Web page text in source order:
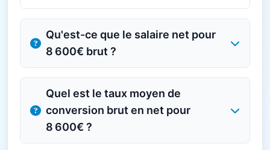
Qu'est-ce que le salaire net pour
8 600€ brut ?
Quel est le taux moyen de
conversion brut en net pour
8 600€ ?